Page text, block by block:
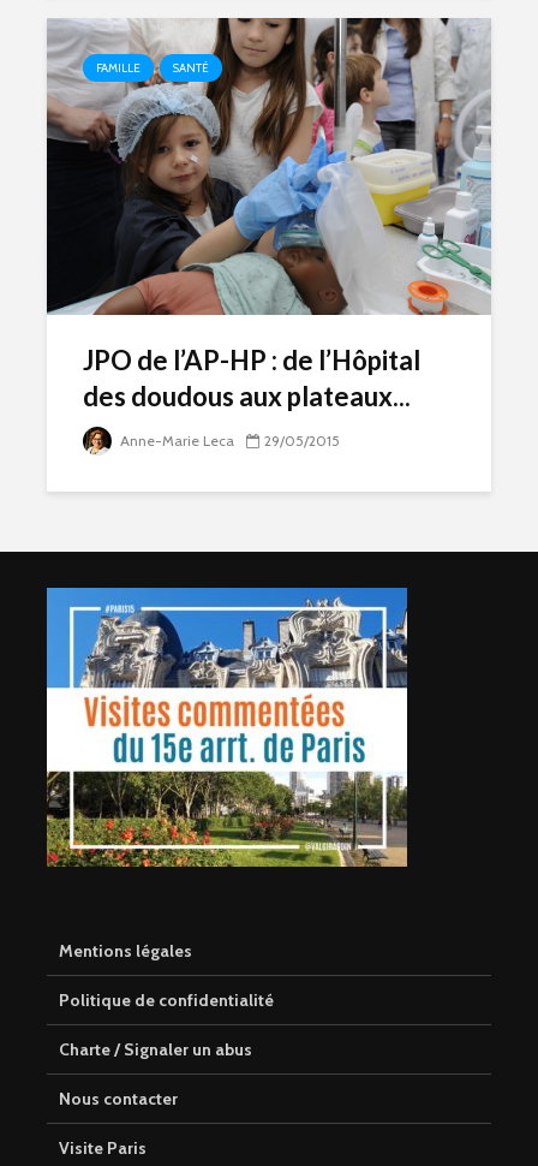
FAMILLE SANTÉ
JPO de l’AP-HP : de l’Hôpital
des doudous aux plateaux...
Anne-Marie Leca 29/05/2015
Mentions légales
Politique de confidentialité
Charte / Signaler un abus
Nous contacter
Visite Paris